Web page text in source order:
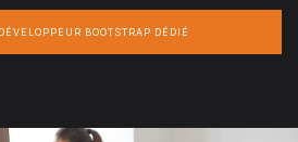
BOOTSTRAP DÉDIÉ